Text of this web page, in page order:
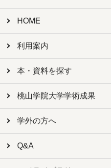
HOME
利用案内
本・資料を探す
桃山学院大学学術成果
学外の方へ
Q&A